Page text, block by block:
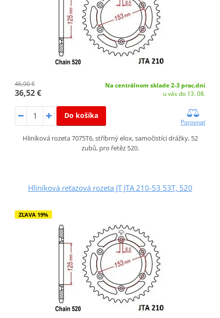
46,00 €
36,52 €
Na centrálnom sklade 2-3 prac.dni
u vás do 13. 08.
Do košíka
Porovnať
Hliníková rozeta 7075T6, stříbrný elox, samočistící drážky, 52
zubů, pro řetěz 520.
Hliníková reťazová rozeta JT JTA 210-53 53T, 520
ZĽAVA 19%